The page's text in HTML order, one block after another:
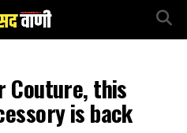
Couture, this
is back